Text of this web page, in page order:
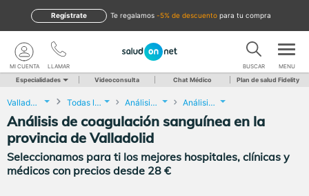
te regalamos -5% de descuento para tu compra
Regístrate
LLAMAR
MI CUENTA BUSCAR MENU
Especialidades Videoconsulta Chat Médico Plan de salud Fidelity
Valladolid Todas las localidades Análisis Clínicos Análisis de coagulación sanguínea
Análisis de coagulación sanguínea en la
provincia de Valladolid
Seleccionamos para ti los mejores hospitales, clínicas y
médicos con precios desde 28 €